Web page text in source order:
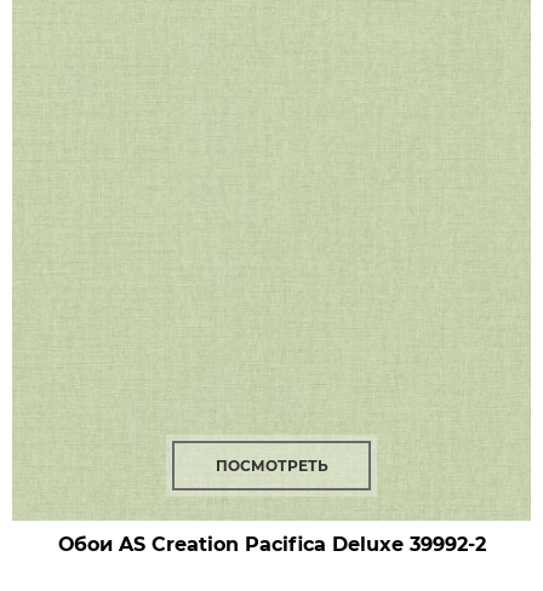
ПОСМОТРЕТЬ
Обои AS Creation Pacifica Deluxe39992-2